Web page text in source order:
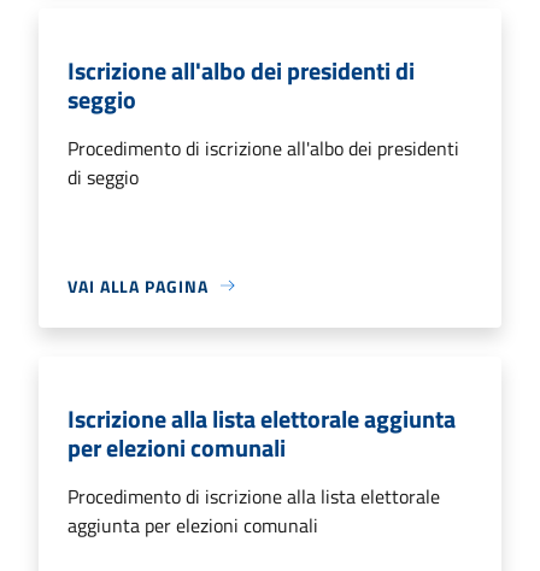
Iscrizione all'albo dei presidenti di
seggio
Procedimento di iscrizione all'albo dei presidenti
di seggio
VAI ALLA PAGINA
Iscrizione alla lista elettorale aggiunta
per elezioni comunali
Procedimento di iscrizione alla lista elettorale
aggiunta per elezioni comunali